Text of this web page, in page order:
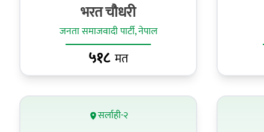
भरत चौधरी
जनता समाजवादी पार्टी, नेपाल
५१८ मत
सर्लाही-२